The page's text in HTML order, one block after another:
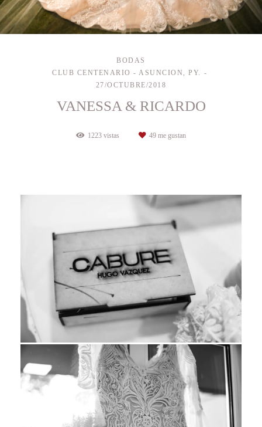
BODAS
CLUB CENTENARIO - ASUNCION, PY.
27/OCTUBRE/2018
VANESSA & RICARDO
1223 vistas 49 me gustan